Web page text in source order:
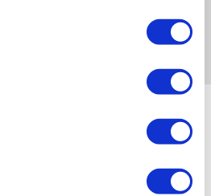
a valóságtól, a monitor beállításaitól